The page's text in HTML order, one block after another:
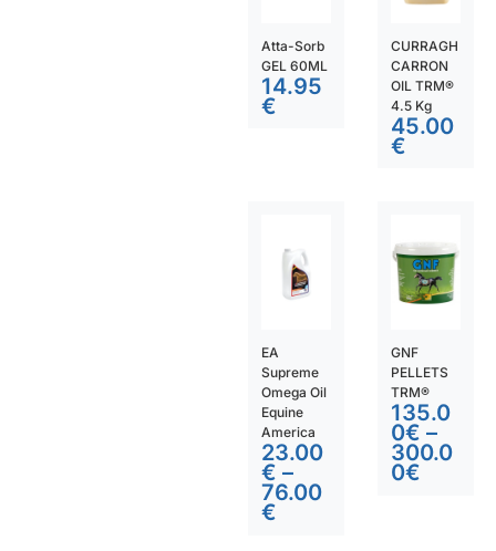
Atta-Sorb
GEL 60ML
14.95
€
CURRAGH
CARRON
OIL TRM®
4.5 Kg
45.00
€
EA
Supreme
Omega Oil
Equine
America
23.00
€ –
76.00
€
GNF
PELLETS
TRM®
135.0
0€ –
300.0
0€